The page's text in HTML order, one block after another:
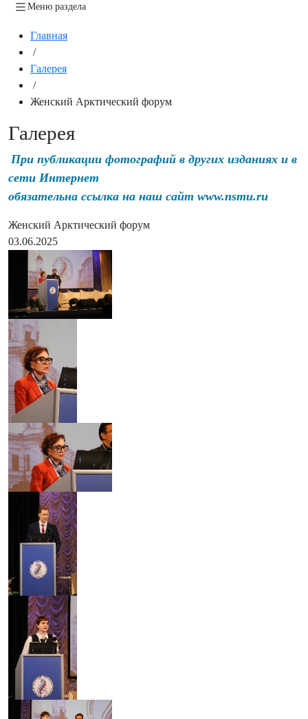
Меню раздела
Главная
/
Галерея
/
Женский Арктический форум
Галерея
При публикации фотографий в других изданиях и в
сети Интернет
обязательна ссылка на наш сайт www.nsmu.ru
Женский Арктический форум
03.06.2025